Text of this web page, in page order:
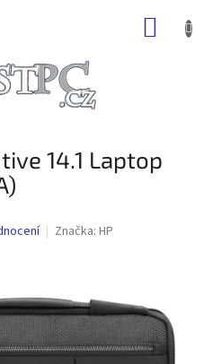
14.1 Laptop
Značka: HP